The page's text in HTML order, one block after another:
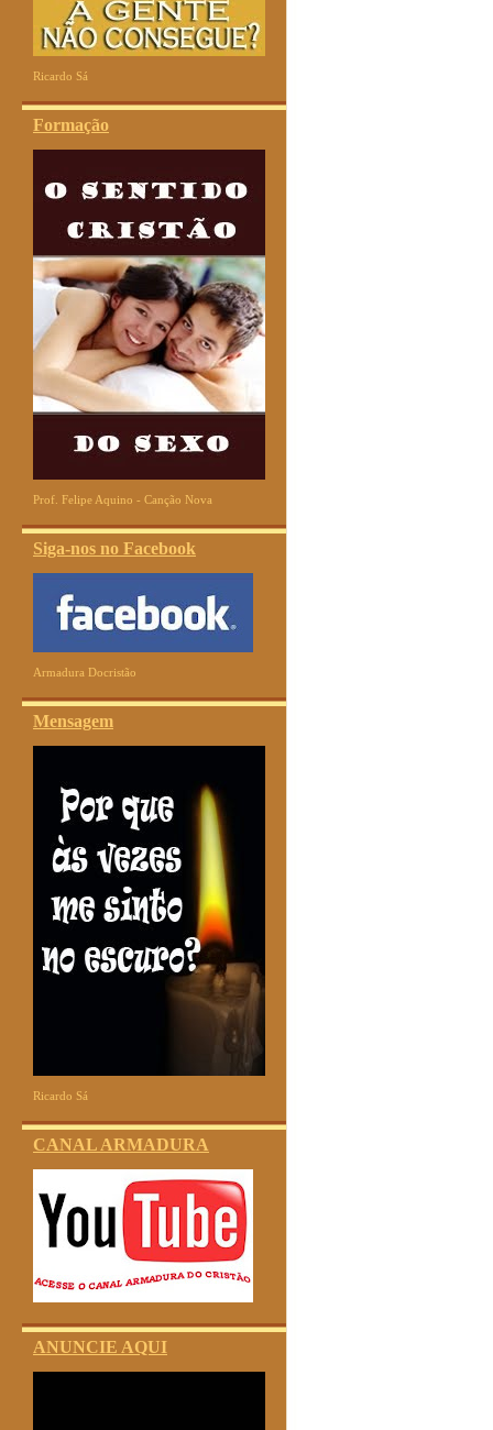
Ricardo Sá
Formação
Prof. Felipe Aquino - Canção Nova
Siga-nos no Facebook
Armadura Docristão
Mensagem
Ricardo Sá
CANAL ARMADURA
ANUNCIE AQUI